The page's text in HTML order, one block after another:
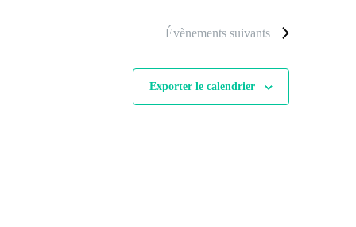
Évènements suivants
Exporter le calendrier